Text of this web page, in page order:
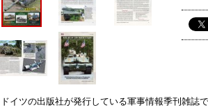
ドイツの出版社が発行している軍事情報季刊雑誌で